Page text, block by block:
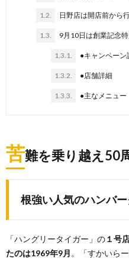
1.2. 日野店は開店前から
1.3. 9月10日は創業記念特
1.3.1. ●キャンペーン
1.3.2. ●店舗詳細
1.3.3. ●主なメニュー
苦難を乗り越え50
根強い人気のハンバ
「ハングリータイガー」の１号
たのは1969年9月 。「すかいら